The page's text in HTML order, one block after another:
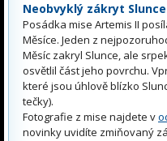
Neobvyklý zákryt
Posádka mise Artemis II
Měsíce. Jeden z
Měsíc zakryl Slunce, ale
osvětlil část jeho povrchu.
které jsou úhlově blízko
tečky).
Fotografie z mise najdete v
novinky uvidíte zmiňovaný